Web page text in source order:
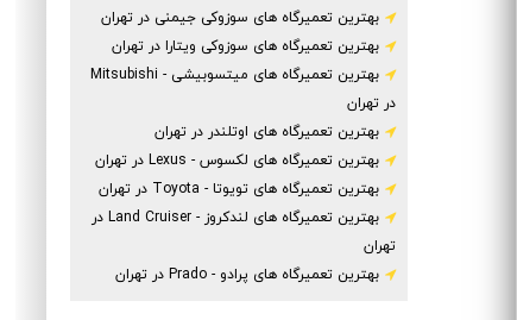
بهترین تعمیرگاه های سوزوکی جیمنی در تهران
بهترین تعمیرگاه های سوزوکی ویتارا در تهران
بهترین تعمیرگاه های میتسوبیشی - Mitsubishi
در تهران
بهترین تعمیرگاه های اوتلندر در تهران
بهترین تعمیرگاه های لکسوس - Lexus در تهران
بهترین تعمیرگاه های تویوتا - Toyota در تهران
بهترین تعمیرگاه های لندکروز - Land Cruiser در
تهران
بهترین تعمیرگاه های پرادو - Prado در تهران